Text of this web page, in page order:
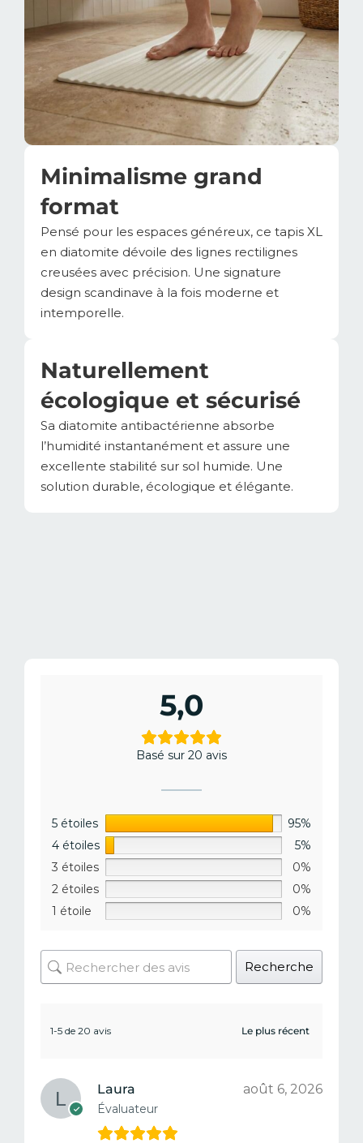
Minimalisme grand
format
Pensé pour les espaces généreux, ce tapis XL
en diatomite dévoile des lignes rectilignes
creusées avec précision. Une signature
design scandinave à la fois moderne et
intemporelle.
Naturellement
écologique et sécurisé
Sa diatomite antibactérienne absorbe
l’humidité instantanément et assure une
excellente stabilité sur sol humide. Une
solution durable, écologique et élégante.
5,0
Basé sur 20 avis
5 étoiles
95%
4 étoiles
5%
3 étoiles
0%
2 étoiles
0%
1 étoile
0%
Recherche
1-5 de 20 avis
Laura
Évaluateur
août 6, 2026